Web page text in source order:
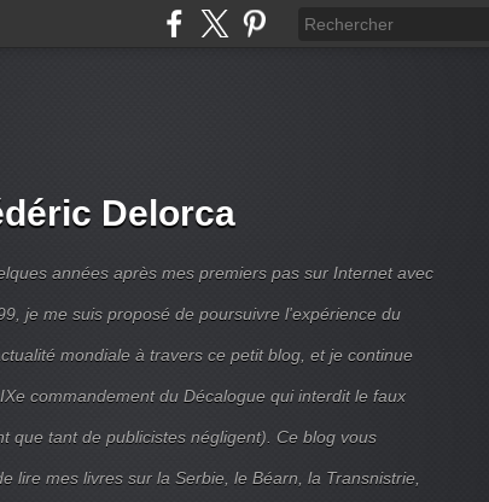
Delorca
années après mes premiers pas sur Internet avec
je me suis proposé de poursuivre l'expérience du
mondiale à travers ce petit blog, et je continue
commandement du Décalogue qui interdit le faux
que tant de publicistes négligent). Ce blog vous
lire mes livres sur la Serbie, le Béarn, la Transnistrie,